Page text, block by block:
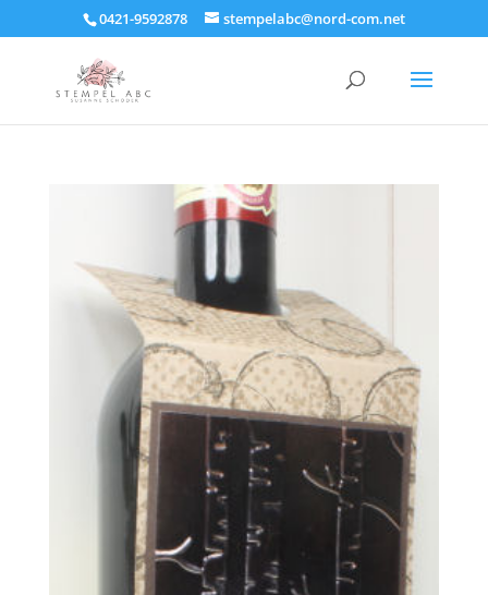
0421-9592878 stempelabc@nord-com.net